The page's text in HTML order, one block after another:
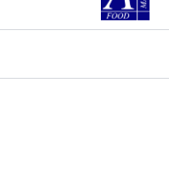
Skip to main content